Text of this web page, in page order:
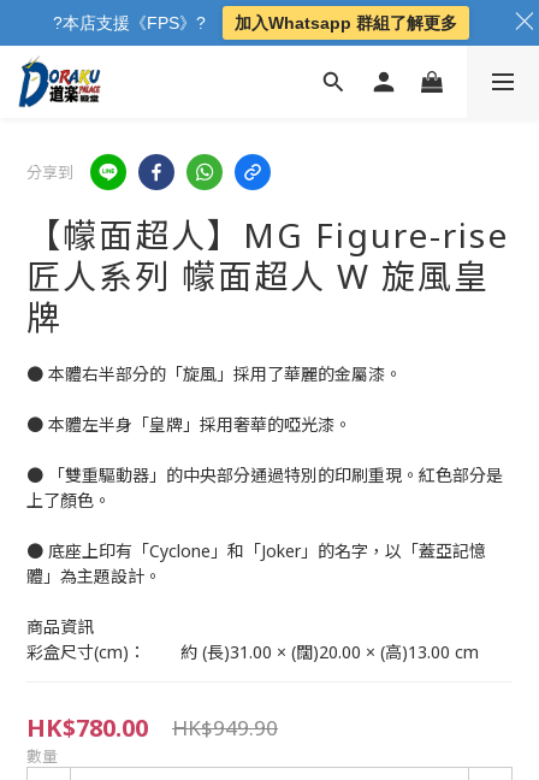
分享到
【幪面超人】MG Figure-rise
匠人系列 幪面超人 W 旋風皇
牌
● 本體右半部分的「旋風」採用了華麗的金屬漆。
● 本體左半身「皇牌」採用奢華的啞光漆。
● 「雙重驅動器」的中央部分通過特別的印刷重現。紅色部分是
上了顏色。
● 底座上印有「Cyclone」和「Joker」的名字，以「蓋亞記憶
體」為主題設計。
彩盒尺寸(cm)：	約 (長)31.00 × (闊)20.00 × (高)13.00 cm
HK$780.00 HK$949.90
數量
?本店支援《FPS》? 加入Whatsapp 群組了解更多